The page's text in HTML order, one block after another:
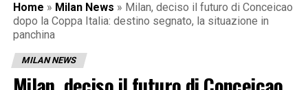
Home » Milan News » Milan, deciso il futuro di Conceicao
dopo la Coppa Italia: destino segnato, la situazione in
panchina
MILAN NEWS